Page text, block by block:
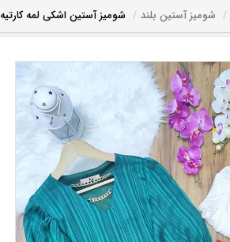
شومیز آستین بلند شومیز آستین اشکی لمه کارتیه